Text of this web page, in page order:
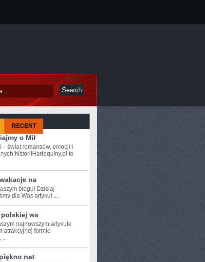
RECENT
o Mił
– świat romansów, emocji i
historiiHarlequiny.pl to
na
blogu!‍ Dzisiaj
dla Was artykuł‍ ...
ws
najnowszym artykule
atrakcyjnej formie
...
nat